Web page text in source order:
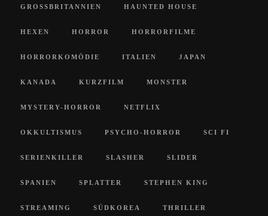
GROSSBRITANNIEN HAUNTED HOUSE
HEXEN HORROR HORRORFILME
HORRORKOMÖDIE ITALIEN JAPAN
KANADA KURZFILM MONSTER
MYSTERY-HORROR NETFLIX
OKKULTISMUS PSYCHO-HORROR SCI FI
SERIENKILLER SLASHER SLIDER
SPANIEN SPLATTER STEPHEN KING
STREAMING SÜDKOREA THRILLER